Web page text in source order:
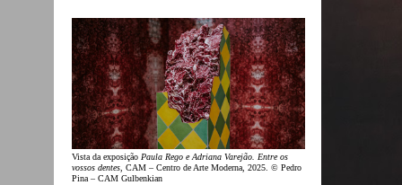
Vista da exposição Paula Rego e Adriana Varejão. Entre os
vossos dentes, CAM – Centro de Arte Moderna, 2025. © Pedro
Pina – CAM Gulbenkian